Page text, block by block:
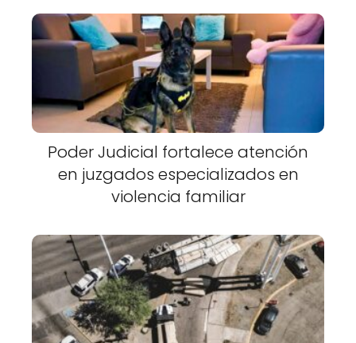
Poder Judicial fortalece atención
en juzgados especializados en
violencia familiar